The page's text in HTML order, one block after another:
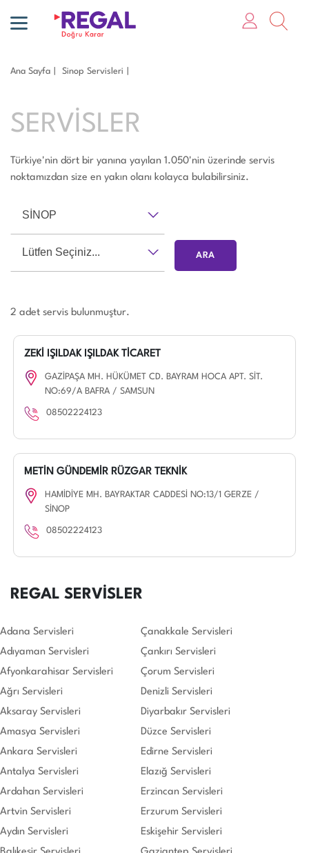
Ana Sayfa Sinop Servisleri
SERVİSLER
Türkiye'nin dört bir yanına yayılan 1.050'nin üzerinde servis
noktamızdan size en yakın olanı kolayca bulabilirsiniz.
SİNOP
Lütfen Seçiniz...
2 adet servis bulunmuştur.
ZEKİ IŞILDAK IŞILDAK TİCARET
GAZİPAŞA MH. HÜKÜMET CD. BAYRAM HOCA APT. SİT.
NO:69/A BAFRA / SAMSUN
08502224123
METİN GÜNDEMİR RÜZGAR TEKNİK
HAMİDİYE MH. BAYRAKTAR CADDESİ NO:13/1 GERZE /
SİNOP
08502224123
REGAL SERVİSLER
Adana Servisleri
Adıyaman Servisleri
Afyonkarahisar Servisleri
Ağrı Servisleri
Aksaray Servisleri
Amasya Servisleri
Ankara Servisleri
Antalya Servisleri
Ardahan Servisleri
Artvin Servisleri
Aydın Servisleri
Çanakkale Servisleri
Çankırı Servisleri
Çorum Servisleri
Denizli Servisleri
Diyarbakır Servisleri
Düzce Servisleri
Edirne Servisleri
Elazığ Servisleri
Erzincan Servisleri
Erzurum Servisleri
Eskişehir Servisleri